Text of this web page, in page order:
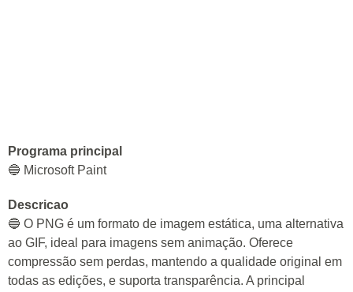
Programa principal
🔵 Microsoft Paint
Descricao
🔵 O PNG é um formato de imagem estática, uma alternativa
ao GIF, ideal para imagens sem animação. Oferece
compressão sem perdas, mantendo a qualidade original em
todas as edições, e suporta transparência. A principal